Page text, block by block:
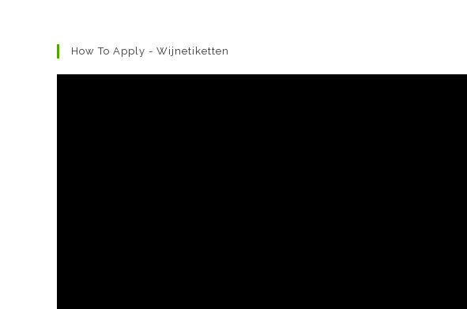
How To Apply - Wijnetiketten